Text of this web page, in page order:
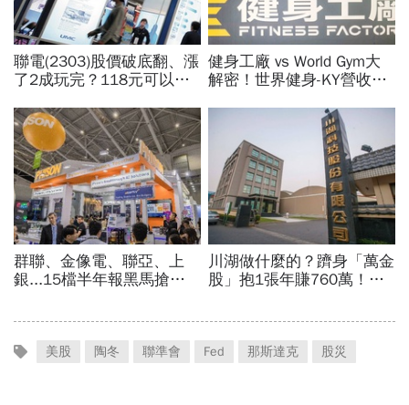
美股 陶冬 聯準會 Fed 那斯達克 股災